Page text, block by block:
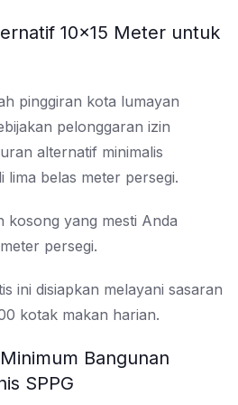
10×15 Meter untuk
pinggiran kota lumayan
pelonggaran izin
alternatif minimalis
belas meter persegi.
kosong yang mesti Anda
persegi.
ini disiapkan melayani sasaran
kotak makan harian.
Bangunan
SPPG